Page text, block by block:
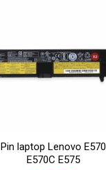
Pin laptop Lenovo E570
E570C E575